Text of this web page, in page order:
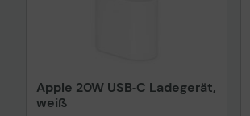
Apple 20W USB‑C Ladegerät,
weiß